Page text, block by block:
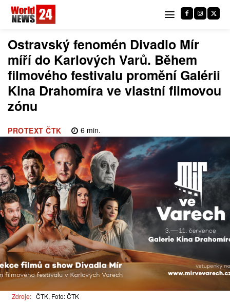
Ostravský fenomén Divadlo Mír
míří do Karlových Varů. Během
filmového festivalu promění Galérii
Kina Drahomíra ve vlastní filmovou
zónu
PROTEXT ČTK 6min.
Zdroje: ČTK, Foto: ČTK